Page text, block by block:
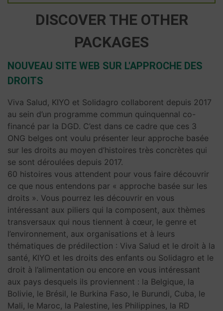
DISCOVER THE OTHER
PACKAGES
NOUVEAU SITE WEB SUR L'APPROCHE DES
DROITS
Viva Salud, KIYO et Solidagro collaborent depuis 2017
au sein d’un programme commun quinquennal co-
financé par la DGD. C’est dans ce cadre que ces 3
ONG belges ont voulu présenter leur approche basée
sur les droits au moyen d’histoires très concrètes qui
se sont déroulées depuis 2017.
60 histoires vous attendent pour vous faire découvrir
ce que nous entendons par « approche basée sur les
droits ». Vous pourrez les découvrir en vous
intéressant aux piliers qui la composent, aux thèmes
transversaux qui nous tiennent à cœur, le genre et
l’environnement, aux organisations et à leurs
thématiques de prédilection : Viva Salud et le droit à la
santé, KIYO et les droits des enfants ou Solidagro et le
droit à l’alimentation ou encore en vous intéressant
aux pays desquels ils proviennent : la Belgique, la
Bolivie, le Brésil, le Burkina Faso, le Burundi, Cuba, le
Mali, le Maroc, la Palestine, les Philippines, la RD